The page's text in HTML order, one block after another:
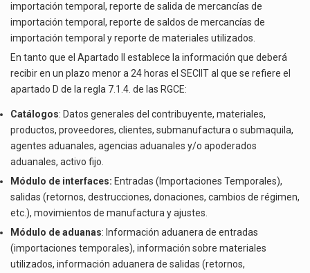
importación temporal, reporte de salida de mercancías de
importación temporal, reporte de saldos de mercancías de
importación temporal y reporte de materiales utilizados.
En tanto que el Apartado II establece la información que deberá
recibir en un plazo menor a 24 horas el SECIIT al que se refiere el
apartado D de la regla 7.1.4. de las RGCE:
Catálogos: Datos generales del contribuyente, materiales,
productos, proveedores, clientes, submanufactura o submaquila,
agentes aduanales, agencias aduanales y/o apoderados
aduanales, activo fijo.
Módulo de interfaces: Entradas (Importaciones Temporales),
salidas (retornos, destrucciones, donaciones, cambios de régimen,
etc.), movimientos de manufactura y ajustes.
Módulo de aduanas: Información aduanera de entradas
(importaciones temporales), información sobre materiales
utilizados, información aduanera de salidas (retornos,